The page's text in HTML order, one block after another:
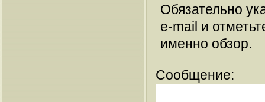
Обязательно
e-mail и
именно обзор.
Сообщение: